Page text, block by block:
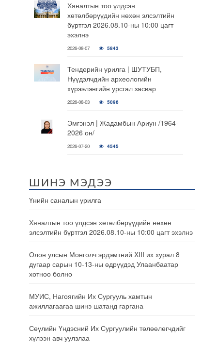
Хяналтын тоо үлдсэн
хөтөлбөрүүдийн нөхөн элсэлтийн
бүртгэл 2026.08.10-ны 10:00 цагт
эхэлнэ
2026-08-07 5843
Тендерийн урилга | ШУТУБП,
Нүүдэлчдийн археологийн
хүрээлэнгийн урсгал засвар
2026-08-03 5096
Эмгэнэл | Жадамбын Ариун /1964-
2026 он/
2026-07-20 4545
ШИНЭ МЭДЭЭ
Үнийн саналын урилга
Хяналтын тоо үлдсэн хөтөлбөрүүдийн нөхөн
элсэлтийн бүртгэл 2026.08.10-ны 10:00 цагт эхэлнэ
Олон улсын Монголч эрдэмтний XIII их хурал 8
дугаар сарын 10-13-ны өдрүүдэд Улаанбаатар
хотноо болно
МУИС, Нагоягийн Их Сургууль хамтын
ажиллагаагаа шинэ шатанд гаргана
Сөүлийн Үндэсний Их Сургуулийн төлөөлөгчдийг
хүлээн авч уулзлаа